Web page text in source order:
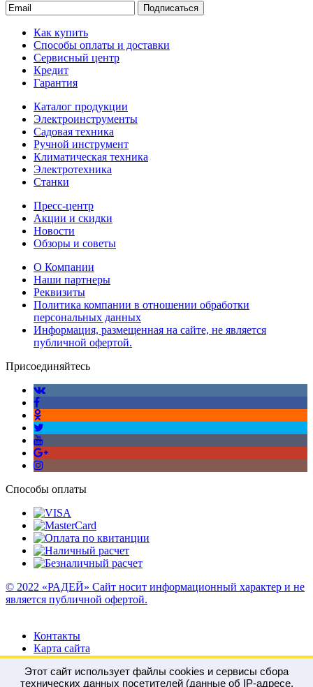
Подписаться
Как купить
Способы оплаты и доставки
Сервисный центр
Кредит
Гарантия
Каталог продукции
Электроинструменты
Садовая техника
Ручной инструмент
Климатическая техника
Электротехника
Станки
Пресс-центр
Акции и скидки
Новости
Обзоры и советы
О Компании
Наши партнеры
Реквизиты
Политика компании в отношении обработки
персональных данных
Информация, размещенная на сайте, не является
публичной офертой.
Присоединяйтесь
Способы оплаты
© 2022 «РАДЕЙ» Сайт носит информационный характер и не
является публичной офертой.
Контакты
Карта сайта
Этот сайт использует файлы cookies и сервисы сбора
технических данных посетителей (данные об IP-адресе,